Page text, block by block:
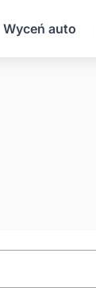
Wyceń auto